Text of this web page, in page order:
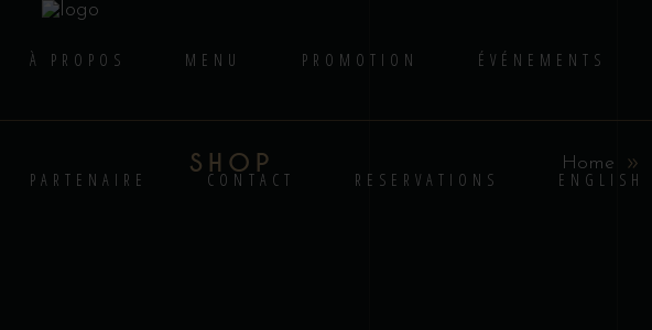
À PROPOS MENU PROMOTION ÉVÉNEMENTS
PARTENAIRE CONTACT RESERVATIONS ENGLISH
SHOP Home